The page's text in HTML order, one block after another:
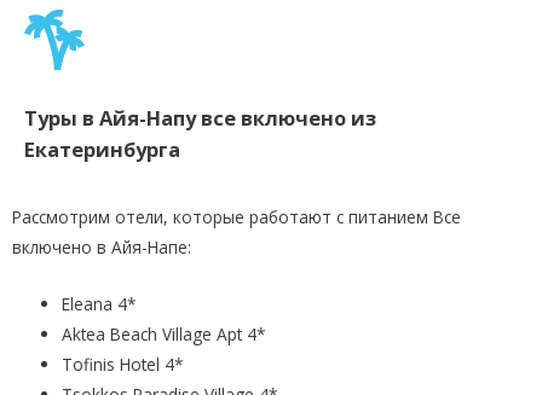
Туры в Айя-Напу все включено из
Екатеринбурга
Рассмотрим отели, которые работают с питанием Все
включено в Айя-Напе:
Eleana 4*
Aktea Beach Village Apt 4*
Tofinis Hotel 4*